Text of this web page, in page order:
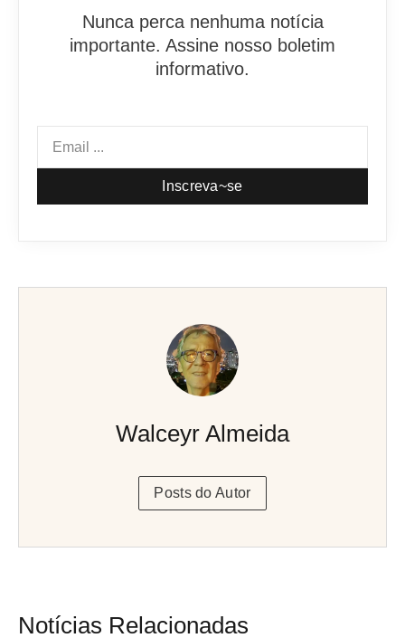
Nunca perca nenhuma notícia
importante. Assine nosso boletim
informativo.
Inscreva~se
Walceyr Almeida
Posts do Autor
Notícias Relacionadas